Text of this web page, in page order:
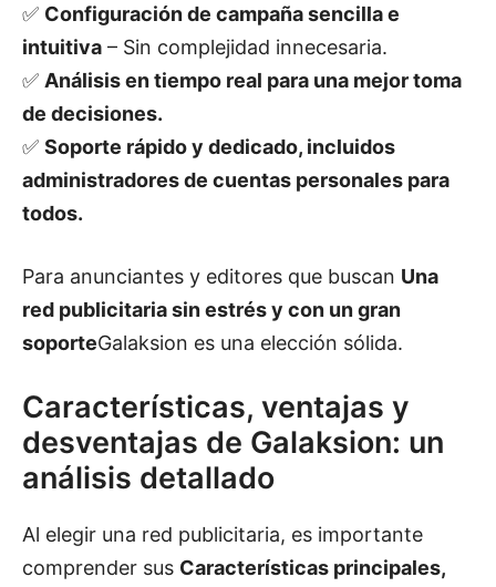
✅ Configuración de campaña sencilla e
intuitiva – Sin complejidad innecesaria.
✅ Análisis en tiempo real para una mejor toma
de decisiones.
✅ Soporte rápido y dedicado, incluidos
administradores de cuentas personales para
todos.
Para anunciantes y editores que buscan Una
red publicitaria sin estrés y con un gran
soporteGalaksion es una elección sólida.
Características, ventajas y
desventajas de Galaksion: un
análisis detallado
Al elegir una red publicitaria, es importante
comprender sus Características principales,